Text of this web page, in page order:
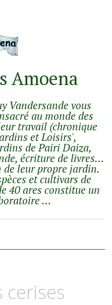
Amoena
Vandersande vous
au monde des
travail (chronique
et Loisirs',
de Pairi Daiza,
écriture de livres…
leur propre jardin.
et cultivars de
40 ares constitue un
…
cerises